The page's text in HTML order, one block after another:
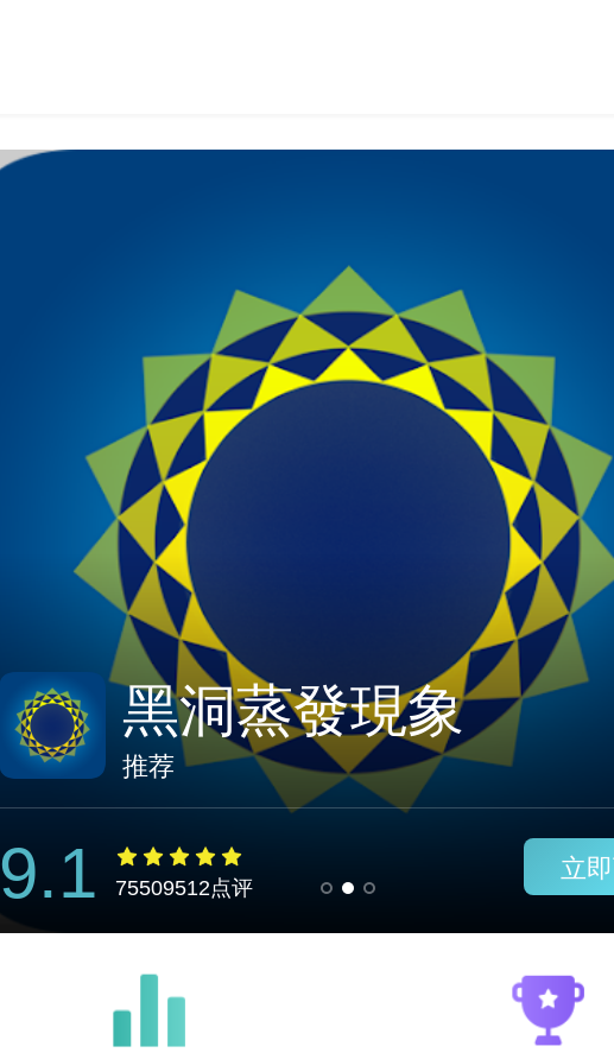
黑洞vqn安卓下载
推荐
9.1 75509512点评
立